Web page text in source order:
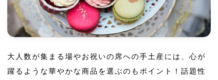
大人数が集まる場やお祝いの席への手土産には、心が
躍るような華やかな商品を選ぶのもポイント！話題性